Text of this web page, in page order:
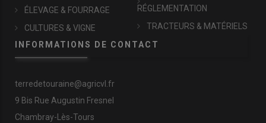
ÉLEVAGE & FOURRAGE
CULTURES & VIGNE
RÉGLEMENTATION
TRACTEURS & MATÉRIELS
INFORMATIONS DE CONTACT
terredetouraine@agricvl.fr
9 Bis Rue Augustin Fresnel
Chambray-Lès-Tours